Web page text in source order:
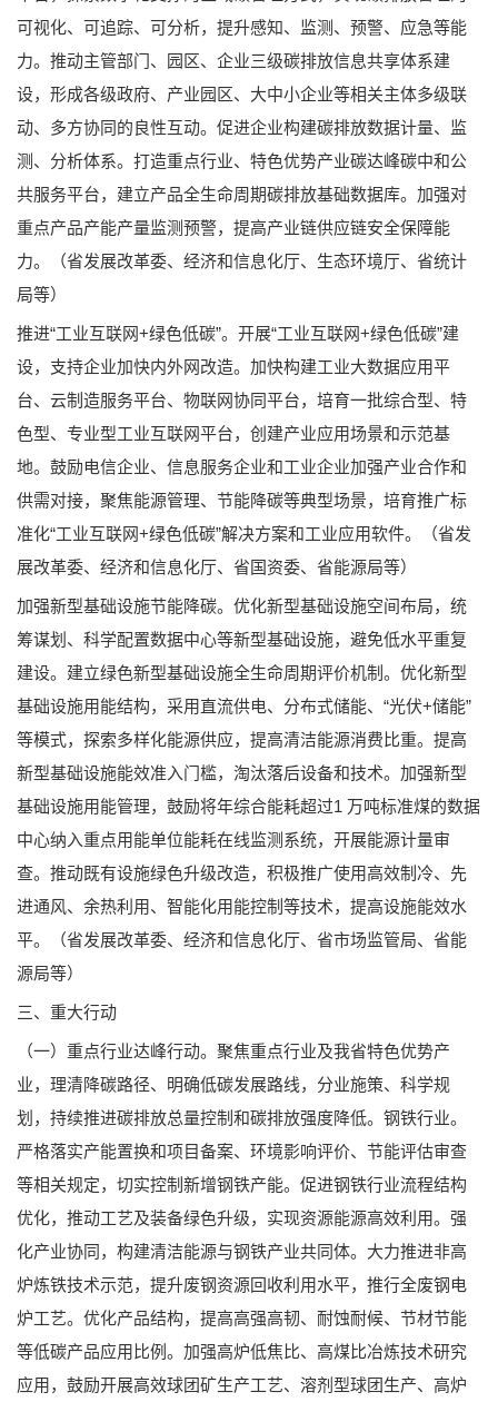
可视化、可追踪、可分析，提升感知、监测、预警、应急等能
力。推动主管部门、园区、企业三级碳排放信息共享体系建
设，形成各级政府、产业园区、大中小企业等相关主体多级联
动、多方协同的良性互动。促进企业构建碳排放数据计量、监
测、分析体系。打造重点行业、特色优势产业碳达峰碳中和公
共服务平台，建立产品全生命周期碳排放基础数据库。加强对
重点产品产能产量监测预警，提高产业链供应链安全保障能
力。（省发展改革委、经济和信息化厅、生态环境厅、省统计
局等）
推进“工业互联网+绿色低碳”。开展“工业互联网+绿色低碳”建
设，支持企业加快内外网改造。加快构建工业大数据应用平
台、云制造服务平台、物联网协同平台，培育一批综合型、特
色型、专业型工业互联网平台，创建产业应用场景和示范基
地。鼓励电信企业、信息服务企业和工业企业加强产业合作和
供需对接，聚焦能源管理、节能降碳等典型场景，培育推广标
准化“工业互联网+绿色低碳”解决方案和工业应用软件。（省发
展改革委、经济和信息化厅、省国资委、省能源局等）
加强新型基础设施节能降碳。优化新型基础设施空间布局，统
筹谋划、科学配置数据中心等新型基础设施，避免低水平重复
建设。建立绿色新型基础设施全生命周期评价机制。优化新型
基础设施用能结构，采用直流供电、分布式储能、“光伏+储能”
等模式，探索多样化能源供应，提高清洁能源消费比重。提高
新型基础设施能效准入门槛，淘汰落后设备和技术。加强新型
基础设施用能管理，鼓励将年综合能耗超过1 万吨标准煤的数据
中心纳入重点用能单位能耗在线监测系统，开展能源计量审
查。推动既有设施绿色升级改造，积极推广使用高效制冷、先
进通风、余热利用、智能化用能控制等技术，提高设施能效水
平。（省发展改革委、经济和信息化厅、省市场监管局、省能
源局等）
三、重大行动
（一）重点行业达峰行动。聚焦重点行业及我省特色优势产
业，理清降碳路径、明确低碳发展路线，分业施策、科学规
划，持续推进碳排放总量控制和碳排放强度降低。钢铁行业。
严格落实产能置换和项目备案、环境影响评价、节能评估审查
等相关规定，切实控制新增钢铁产能。促进钢铁行业流程结构
优化，推动工艺及装备绿色升级，实现资源能源高效利用。强
化产业协同，构建清洁能源与钢铁产业共同体。大力推进非高
炉炼铁技术示范，提升废钢资源回收利用水平，推行全废钢电
炉工艺。优化产品结构，提高高强高韧、耐蚀耐候、节材节能
等低碳产品应用比例。加强高炉低焦比、高煤比冶炼技术研究
应用，鼓励开展高效球团矿生产工艺、溶剂型球团生产、高炉